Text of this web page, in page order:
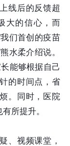
线后的反馈超
大的信心，而
们首创的疫苗
水柔介绍说。
能够根据自己
的时间点，省
。同时，医院
所提升。
、视频课堂，